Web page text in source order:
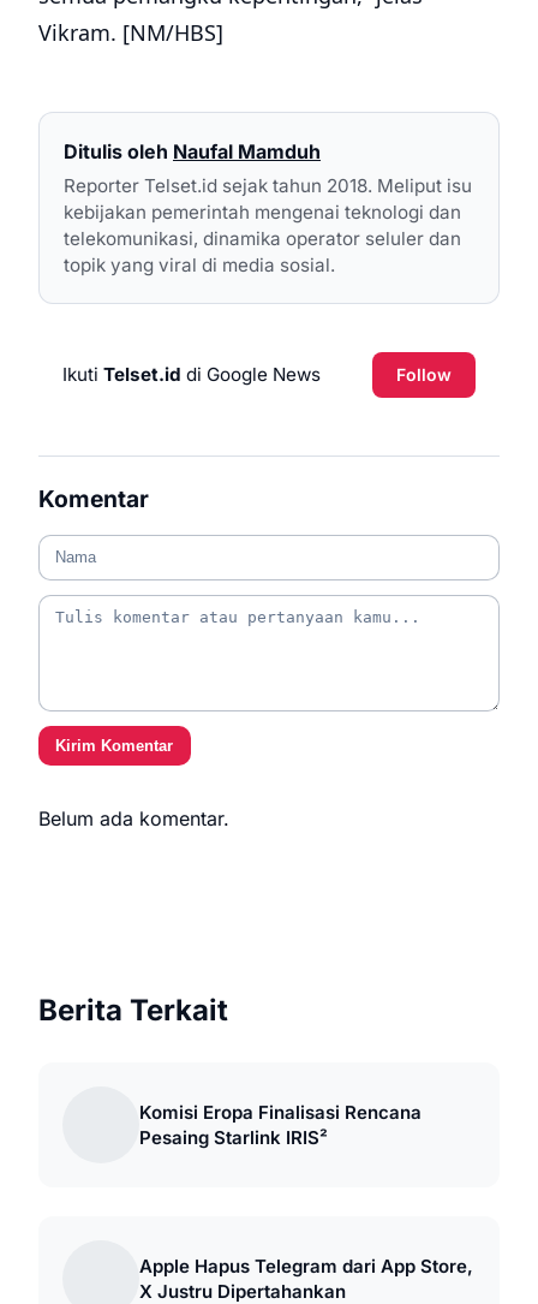
Vikram. [NM/HBS]
Ditulis oleh Naufal Mamduh
Reporter Telset.id sejak tahun 2018. Meliput isu
kebijakan pemerintah mengenai teknologi dan
telekomunikasi, dinamika operator seluler dan
topik yang viral di media sosial.
Ikuti Telset.id di Google News Follow
Komentar
Kirim Komentar
Belum ada komentar.
Berita Terkait
Komisi Eropa Finalisasi Rencana
Pesaing Starlink IRIS²
Apple Hapus Telegram dari App Store,
X Justru Dipertahankan